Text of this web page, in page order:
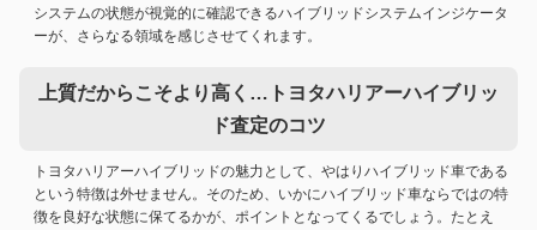
システムの状態が視覚的に確認できるハイブリッドシステムインジケータ
ーが、さらなる領域を感じさせてくれます。
上質だからこそより高く…トヨタハリアーハイブリッ
ド査定のコツ
トヨタハリアーハイブリッドの魅力として、やはりハイブリッド車である
という特徴は外せません。そのため、いかにハイブリッド車ならではの特
徴を良好な状態に保てるかが、ポイントとなってくるでしょう。たとえ